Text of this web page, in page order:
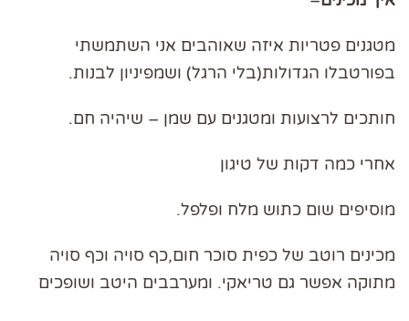
מטגנים פטריות איזה שאוהבים אני השתמשתי
בפורטבלו הגדולות(בלי הרגל) ושמפיניון לבנות.
חותכים לרצועות ומטגנים עם שמן – שיהיה חם.
אחרי כמה דקות של טיגון
מוסיפים שום כתוש מלח ופלפל.
מכינים רוטב של כפית סוכר חום,כף סויה וכף סויה
מתוקה אפשר גם טריאקי. ומערבבים היטב ושופכים